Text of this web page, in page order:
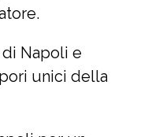
Napoli e
unici della